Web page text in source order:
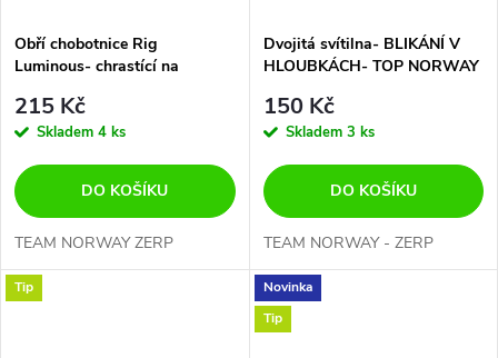
Obří chobotnice Rig
Luminous- chrastící na
215 Kč
Skladem 4 ks
DO KOŠÍKU
TEAM NORWAY ZERP
Dvojitá svítilna- BLIKÁNÍ V
HLOUBKÁCH- TOP NORWAY
150 Kč
Skladem 3 ks
DO KOŠÍKU
TEAM NORWAY - ZERP
Tip
Novinka
Tip